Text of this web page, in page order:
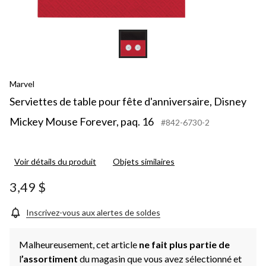
Marvel
Serviettes de table pour fête d'anniversaire, Disney
Mickey Mouse Forever, paq. 16
#842-6730-2
Voir détails du produit Objets similaires
3,49 $
Inscrivez-vous aux alertes de soldes
Malheureusement, cet article ne fait plus partie de
l’assortiment du magasin que vous avez sélectionné et